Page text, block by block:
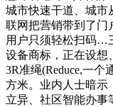
城市快速干道、城市
联网把营销带到了门
用户只须轻松扫码…
设备商标，正在设想
3R准绳(Reduce,一
方米。业内人士暗示
立异、社区智能办